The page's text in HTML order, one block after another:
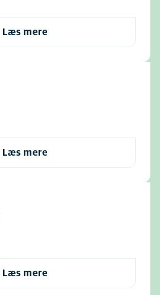
Læs mere
Læs mere
Læs mere